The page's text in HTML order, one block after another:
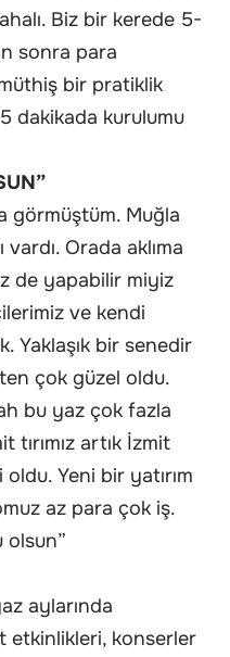
Biz bir kerede 5-
sonra para
bir pratiklik
dakikada kurulumu
görmüştüm. Muğla
Orada aklıma
de yapabilir miyiz
ve kendi
Yaklaşık bir senedir
çok güzel oldu.
bu yaz çok fazla
tırımız artık İzmit
Yeni bir yatırım
az para çok iş.
olsun”
aylarında
etkinlikleri, konserler